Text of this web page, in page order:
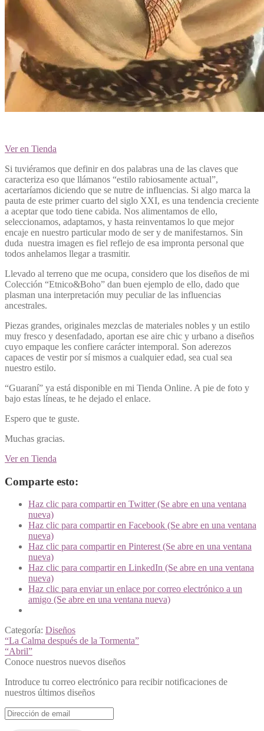
Ver en Tienda
Si tuviéramos que definir en dos palabras una de las claves que
caracteriza eso que llámanos “estilo rabiosamente actual”,
acertaríamos diciendo que se nutre de influencias. Si algo marca la
pauta de este primer cuarto del siglo XXI, es una tendencia creciente
a aceptar que todo tiene cabida. Nos alimentamos de ello,
seleccionamos, adaptamos, y hasta reinventamos lo que mejor
encaje en nuestro particular modo de ser y de manifestarnos. Sin
duda nuestra imagen es fiel reflejo de esa impronta personal que
todos anhelamos llegar a trasmitir.
Llevado al terreno que me ocupa, considero que los diseños de mi
Colección “Etnico&Boho” dan buen ejemplo de ello, dado que
plasman una interpretación muy peculiar de las influencias
ancestrales.
Piezas grandes, originales mezclas de materiales nobles y un estilo
muy fresco y desenfadado, aportan ese aire chic y urbano a diseños
cuyo empaque les confiere carácter intemporal. Son aderezos
capaces de vestir por sí mismos a cualquier edad, sea cual sea
nuestro estilo.
“Guaraní” ya está disponible en mi Tienda Online. A pie de foto y
bajo estas líneas, te he dejado el enlace.
Espero que te guste.
Muchas gracias.
Ver en Tienda
Comparte esto:
Haz clic para compartir en Twitter (Se abre en una ventana
nueva)
Haz clic para compartir en Facebook (Se abre en una ventana
nueva)
Haz clic para compartir en Pinterest (Se abre en una ventana
nueva)
Haz clic para compartir en LinkedIn (Se abre en una ventana
nueva)
Haz clic para enviar un enlace por correo electrónico a un
amigo (Se abre en una ventana nueva)
Categoría: Diseños
Navegación
de
entradas
Anterior:
“La Calma después de la Tormenta”
Siguiente:
“Abril”
Conoce nuestros nuevos diseños
Introduce tu correo electrónico para recibir notificaciones de
nuestros últimos diseños
Dirección
de